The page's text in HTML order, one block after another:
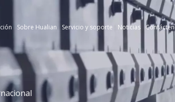
Sobre Hualian Servicio y soporte Noticias